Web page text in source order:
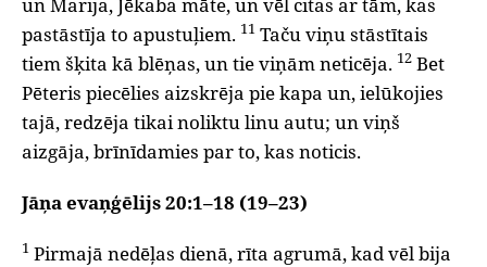
pastāstīja to apustuļiem. 11 Taču viņu stāstītais
tiem šķita kā blēņas, un tie viņām neticēja. 12 Bet
Pēteris piecēlies aizskrēja pie kapa un, ielūkojies
tajā, redzēja tikai noliktu linu autu; un viņš
aizgāja, brīnīdamies par to, kas noticis.
Jāņa evaņģēlijs 20:1–18 (19–23)
1 Pirmajā nedēļas dienā, rīta agrumā, kad vēl bija